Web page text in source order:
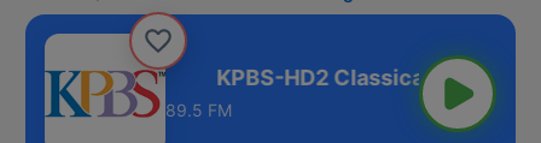
San Diego
89.5 FM